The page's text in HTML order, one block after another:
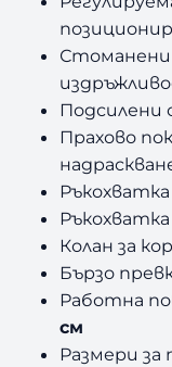
Подсилени
Прахово
Ръкохватка
Колан за
Бързо
Работна
см
Размери за